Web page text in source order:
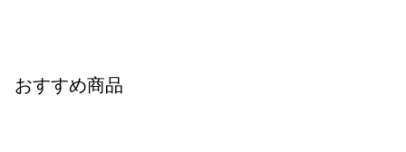
おすすめ商品